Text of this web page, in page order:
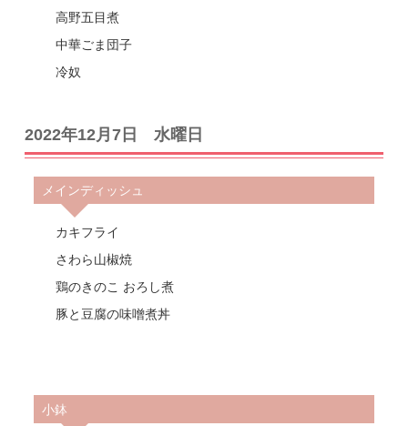
高野五目煮
中華ごま団子
冷奴
2022年12月7日 水曜日
メインディッシュ
カキフライ
さわら山椒焼
鶏のきのこ おろし煮
豚と豆腐の味噌煮丼
小鉢